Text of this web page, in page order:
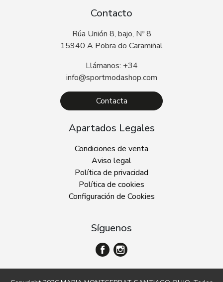
Contacto
Rúa Unión 8, bajo, Nº 8
15940 A Pobra do Caramiñal
Llámanos: +34
info@sportmodashop.com
Contacta
Apartados Legales
Condiciones de venta
Aviso legal
Política de privacidad
Política de cookies
Configuración de Cookies
Síguenos